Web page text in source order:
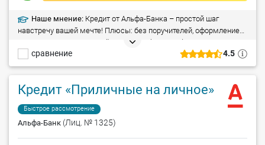
4.5
сравнение
Наше мнение: Кредит от Альфа-Банка – простой шаг
навстречу вашей мечте! Плюсы: без поручителей, оформление
всего за 1 час, досрочный возврат – без штрафа. Минусы:
справка о доходах (при сумме кредита свыше 5 000 рублей).
Кредит «Приличные на личное»
Быстрое рассмотрение
Альфа-Банк (Лиц. № 1325)